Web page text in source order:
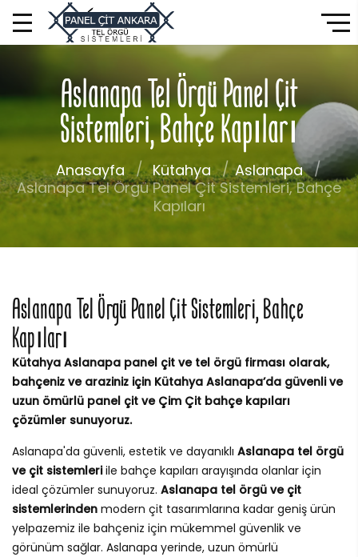
Aslanapa Tel Örgü Panel Çit
Sistemleri, Bahçe Kapıları
Anasayfa Kütahya
Aslanapa
Aslanapa Tel Örgü Panel Çit Sistemleri, Bahçe
Kapıları
Aslanapa Tel Örgü Panel Çit Sistemleri, Bahçe
Kapıları
Kütahya Aslanapa panel çit ve tel örgü firması olarak,
bahçeniz ve araziniz için Kütahya Aslanapa’da güvenli ve
uzun ömürlü panel çit ve Çim Çit bahçe kapıları
çözümler sunuyoruz.
Aslanapa'da güvenli, estetik ve dayanıklı Aslanapa tel örgü
ve çit sistemleriile bahçe kapıları arayışında olanlar için
ideal çözümler sunuyoruz. Aslanapa tel örgü ve çit
sistemlerinden modern çit tasarımlarına kadar geniş ürün
yelpazemiz ile bahçeniz için mükemmel güvenlik ve
görünüm sağlar. Aslanapa yerinde, uzun ömürlü